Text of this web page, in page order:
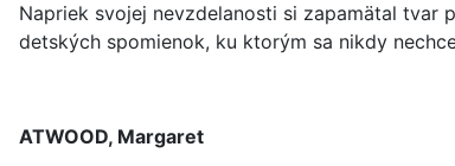
Napriek svojej nevzdelanosti si zapamätal tvar
detských spomienok, ku ktorým sa nikdy
ATWOOD, Margaret